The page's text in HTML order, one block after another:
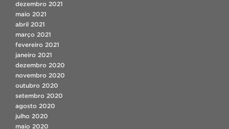
dezembro 2021
maio 2021
abril 2021
março 2021
fevereiro 2021
janeiro 2021
dezembro 2020
novembro 2020
outubro 2020
setembro 2020
agosto 2020
julho 2020
maio 2020